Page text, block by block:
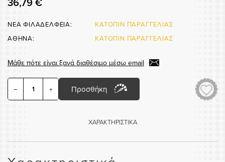
ΝΕΑ ΦΙΛΑΔΕΛΦΕΙΑ:
ΚΑΤΟΠΙΝ ΠΑΡΑΓΓΕΛΙΑΣ
ΑΘΗΝΑ:
ΚΑΤΟΠΙΝ ΠΑΡΑΓΓΕΛΙΑΣ
Μάθε πότε είναι ξανά διαθέσιμο μέσω email
− + Προσθήκη
ΧΑΡΑΚΤΗΡΙΣΤΙΚΑ